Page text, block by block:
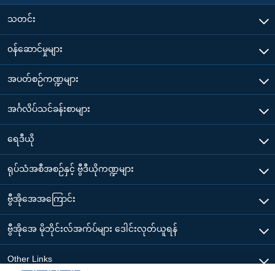
သတင်း
၀န်ဆောင်မှုများ
အပတ်စဉ်ကဏ္ဍများ
အင်္ဂလိပ်သင်ခန်းစာများ
ရေဒီယို
ရုပ်သံအစီအစဉ်နှင့် ဗွီဒီယိုကဏ္ဍများ
ဗွီအိုအေအကြောင်း
ဗွီအိုအေ မိုဘိုင်းလ်အက်ပ်များ ဒေါင်းလုတ်ယူရန်
Other Links